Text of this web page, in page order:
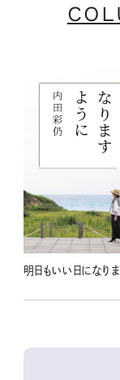
明日もいい日になり